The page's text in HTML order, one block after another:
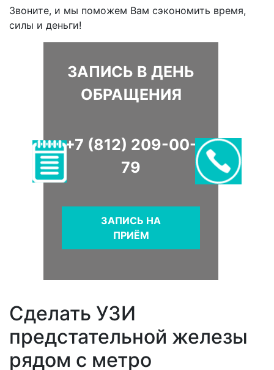
Звоните, и мы поможем Вам сэкономить время,
силы и деньги!
ЗАПИСЬ В ДЕНЬ
ОБРАЩЕНИЯ
+7 (812) 209-00-
79
ЗАПИСЬ НА
ПРИЁМ
Сделать УЗИ
предстательной железы
рядом с метро